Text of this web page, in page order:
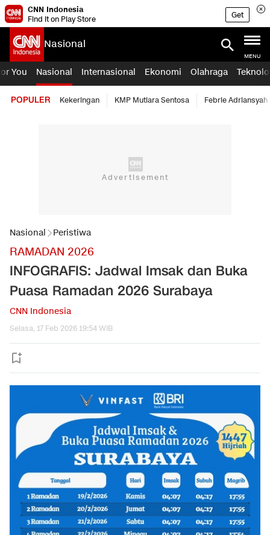
CNN Indonesia
Find it on Play Store
Get
Nasional
MENU
You Nasional Internasional Ekonomi Olahraga
POPULER Kekeringan KMP Mutiara Sentosa Febrie Adriansyah
Nasional Peristiwa
RAMADAN 2026
INFOGRAFIS: Jadwal Imsak dan Buka
Puasa Ramadan 2026 Surabaya
CNN Indonesia
Selasa, 17 Feb 2026 19:54 WIB